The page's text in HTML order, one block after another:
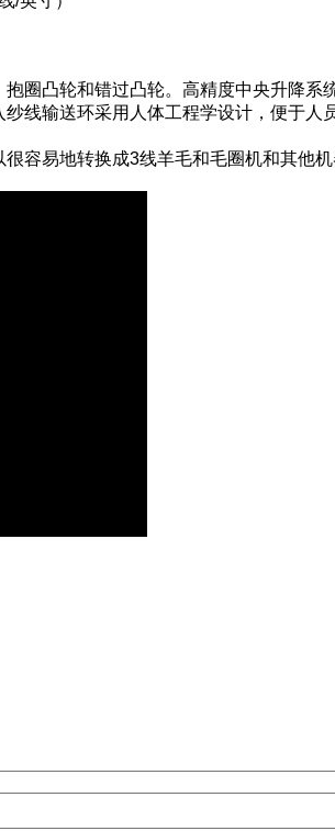
圈凸轮和错过凸轮。高精度中央升降系
线输送环采用人体工程学设计，便于
容易地转换成3线羊毛和毛圈机和其他机